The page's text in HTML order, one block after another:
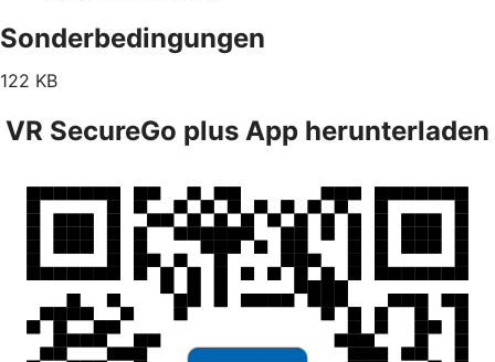
Sonderbedingungen
122 KB
VR SecureGo plus App herunterladen